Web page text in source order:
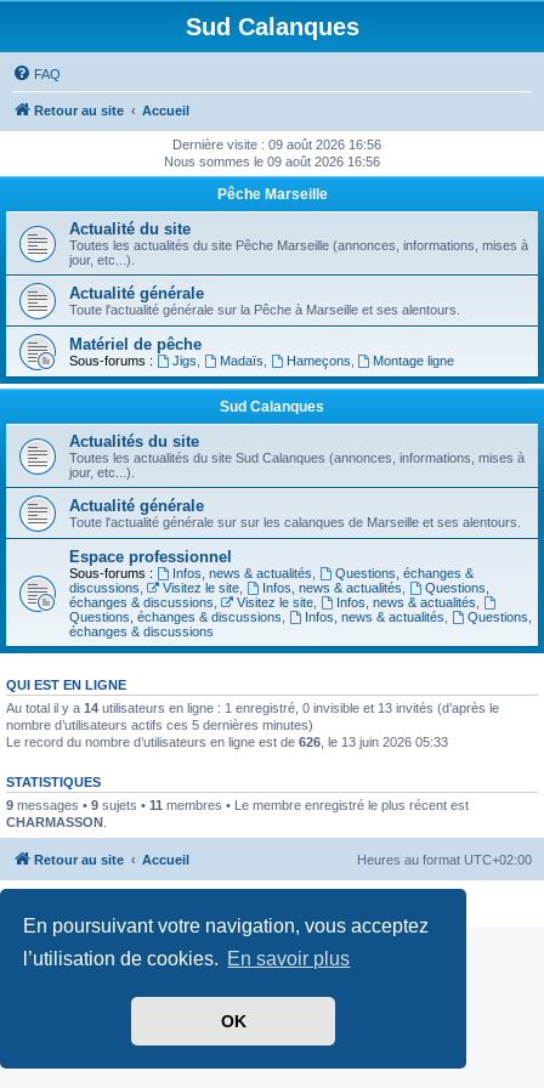
En poursuivant votre navigation, vous acceptez
l’utilisation de cookies. En savoir plus
OK
Sud Calanques
FAQ
Retour au site Accueil
Dernière visite : 09 août 2026 16:56
Nous sommes le 09 août 2026 16:56
Pêche Marseille
Actualité du site
Toutes les actualités du site Pêche Marseille (annonces, informations, mises à
jour, etc...).
Actualité générale
Toute l'actualité générale sur la Pêche à Marseille et ses alentours.
Matériel de pêche
Sous-forums : Jigs Madaïs Hameçons Montage ligne
Sud Calanques
Actualités du site
Toutes les actualités du site Sud Calanques (annonces, informations, mises à
jour, etc...).
Actualité générale
Toute l'actualité générale sur sur les calanques de Marseille et ses alentours.
Espace professionnel
Sous-forums : Infos, news & actualités
Questions, échanges &
discussions
Visitez le site, Infos, news & actualités
Questions,
échanges & discussions
Visitez le site, Infos, news & actualités
Questions, échanges & discussions
Infos, news & actualités
Questions,
échanges & discussions
QUI EST EN LIGNE
Au total il y a 14 utilisateurs en ligne : 1 enregistré, 0 invisible et 13 invités (d’après le
nombre d’utilisateurs actifs ces 5 dernières minutes)
Le record du nombre d’utilisateurs en ligne est de 626 , le 13 juin 2026 05:33
STATISTIQUES
9 messages • 9 sujets • 11 membres • Le membre enregistré le plus récent est
CHARMASSON
Retour au site Accueil Heures au format UTC+02:00